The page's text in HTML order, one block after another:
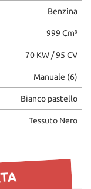
Benzina
999 Cm³
70 KW / 95 CV
Manuale (6)
Bianco pastello
Tessuto Nero